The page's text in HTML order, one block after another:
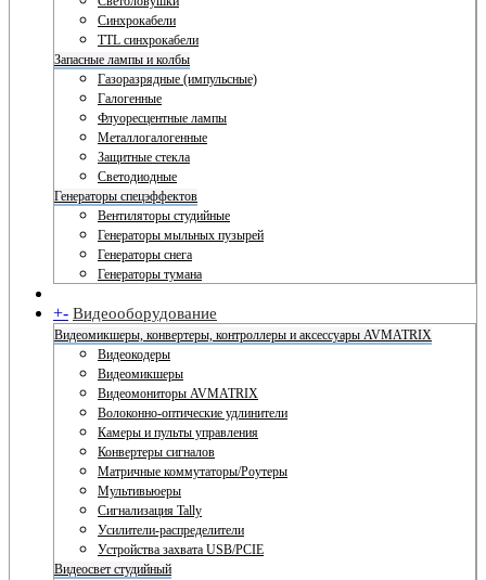
Синхрокабели
TTL синхрокабели
Запасные лампы и колбы
Газоразрядные (импульсные)
Галогенные
Флуоресцентные лампы
Металлогалогенные
Защитные стекла
Светодиодные
Генераторы спецэффектов
Вентиляторы студийные
Генераторы мыльных пузырей
Генераторы снега
Генераторы тумана
+- Видеооборудование
Видеомикшеры, конвертеры, контроллеры и аксессуары AVMATRIX
Видеокодеры
Видеомикшеры
Видеомониторы AVMATRIX
Волоконно-оптические удлинители
Камеры и пульты управления
Конвертеры сигналов
Матричные коммутаторы/Роутеры
Мультивьюеры
Сигнализация Tally
Усилители-распределители
Устройства захвата USB/PCIE
Видеосвет студийный